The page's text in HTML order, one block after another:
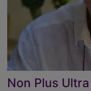
Non Plus Ultra
23/05/2026 - 16:57